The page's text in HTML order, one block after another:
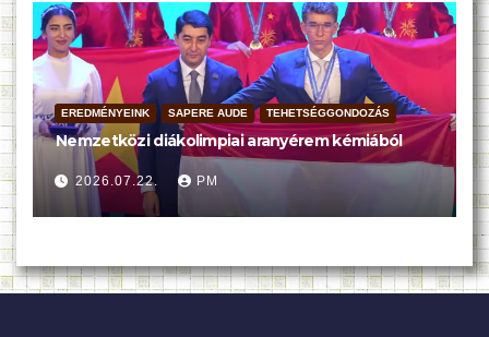
EREDMÉNYEINK SAPERE AUDE TEHETSÉGGONDOZÁS
Nemzetközi diákolimpiai aranyérem kémiából
2026.07.22. PM